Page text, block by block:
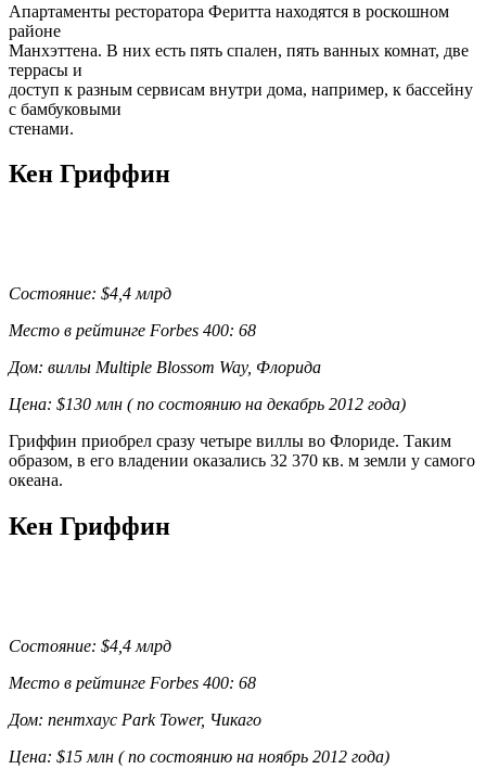
Апартаменты ресторатора Феритта находятся в роскошном
районе
Манхэттена. В них есть пять спален, пять ванных комнат, две
террасы и
доступ к разным сервисам внутри дома, например, к бассейну
с бамбуковыми
стенами.
Кен Гриффин
Состояние: $4,4 млрд
Место в рейтинге Forbes 400: 68
Дом: виллы Multiple Blossom Way, Флорида
Цена: $130 млн ( по состоянию на декабрь 2012 года)
Гриффин приобрел сразу четыре виллы во Флориде. Таким
образом, в его владении оказались 32 370 кв. м земли у самого
океана.
Кен Гриффин
Состояние: $4,4 млрд
Место в рейтинге Forbes 400: 68
Дом: пентхаус Park Tower, Чикаго
Цена: $15 млн ( по состоянию на ноябрь 2012 года)